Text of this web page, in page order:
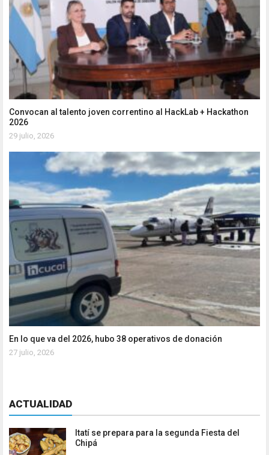
Convocan al talento joven correntino al HackLab + Hackathon
2026
29 julio, 2026
En lo que va del 2026, hubo 38 operativos de donación
27 julio, 2026
ACTUALIDAD
Itatí se prepara para la segunda Fiesta del
Chipá